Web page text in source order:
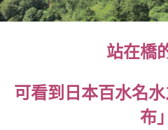
站在橋
可看到日本百水名
布」